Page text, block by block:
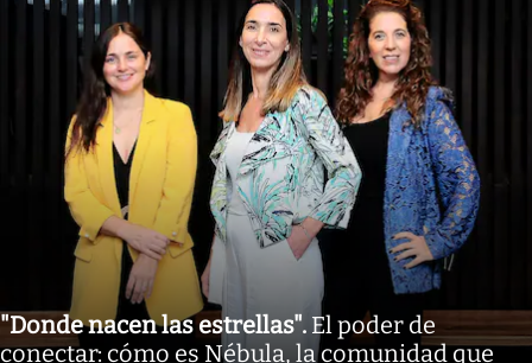
"Donde nacen las estrellas". El poder de
conectar: cómo es Nébula, la comunidad que